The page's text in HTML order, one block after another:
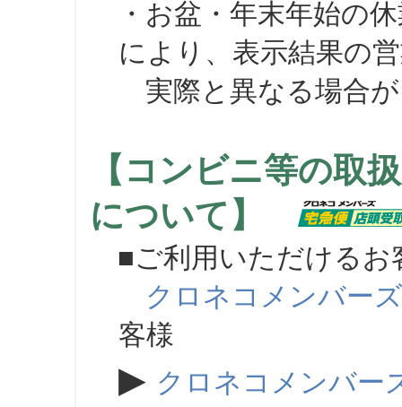
・お盆・年末年始の
により、表示結果の
実際と異なる場合が
【コンビニ等の取
について】
■ご利用いただけるお
クロネコメンバーズ
客様
▶ クロネコメンバー